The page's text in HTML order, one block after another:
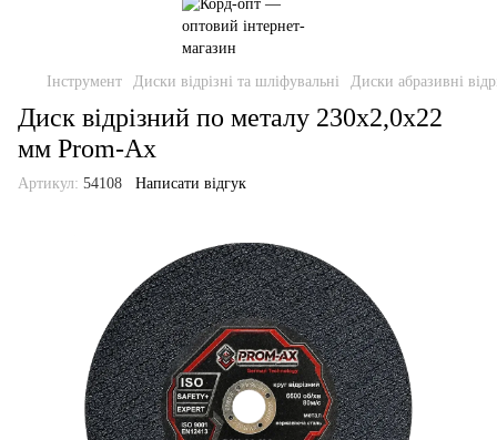
Інструмент Диски відрізні та шліфувальні Диски абразивні
Диск відрізний по металу 230х2,0х22
мм Prom-Ax
Артикул: 54108 Написати відгук